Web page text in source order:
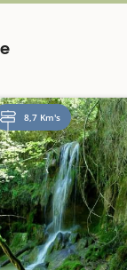
8,7 Km's